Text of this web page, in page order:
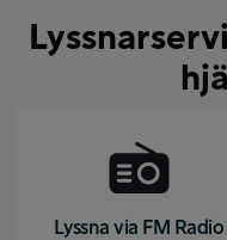
Lyssna via FM Radio